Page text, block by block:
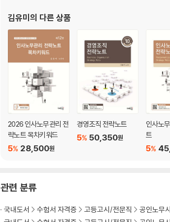
제4장 권력(power), 임파워먼트(empowerment), 조
제5장 커뮤니케이션(의사소통, communication)
제6장 리더십(leadership)
제7장 의사결정(decision making)
제4편 조직 수준(organizational level)
제1장 개 요
제2장 조직이론(organization theory)
제3장 조직구조(organizational structure)의 이해
제4장 조직구조의 설계(design of organizational
제5장 조직문화(organizational culture), 윤리(ethics),
제6장 조직변화(organizational change)와 조직개발
김유미 의 다른 상품
2026 인사노무관리 전
략노트 목차키워드
28,500원
5%
경영조직 전략노트
50,350원
5%
인사노
트
5%
관련 분류
국내도서 수험서 자격증 고등고시/전문직 공인노무